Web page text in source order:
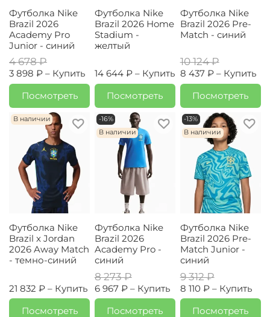
Футболка Nike
Brazil 2026
Academy Pro
Junior - синий
4 678 ₽
3 898 ₽ – Купить
Посмотреть
Футболка Nike
Brazil 2026 Home
Stadium -
желтый
14 644 ₽ – Купить
Посмотреть
Футболка Nike
Brazil 2026 Pre-
Match - синий
10 124 ₽
8 437 ₽ – Купить
Посмотреть
В наличии
Футболка Nike
Brazil x Jordan
2026 Away Match
- темно-синий
21 832 ₽ – Купить
Посмотреть
-16%
В наличии
Футболка Nike
Brazil 2026
Academy Pro -
синий
8 273 ₽
6 967 ₽ – Купить
Посмотреть
-13%
В наличии
Футболка Nike
Brazil 2026 Pre-
Match Junior -
синий
9 312 ₽
8 110 ₽ – Купить
Посмотреть